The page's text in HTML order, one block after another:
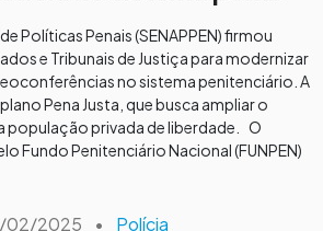
Políticas Penais (SENAPPEN) firmou
e Tribunais de Justiça para modernizar
no sistema penitenciário. A
Pena Justa, que busca ampliar o
população privada de liberdade. O
Fundo Penitenciário Nacional (FUNPEN)
02/2025 • Polícia